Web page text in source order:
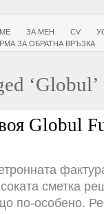
ЗА МЕН CV
ЗА ОБРАТНА ВРЪЗКА
‘Globul’
Globul
сметка
по-особено.